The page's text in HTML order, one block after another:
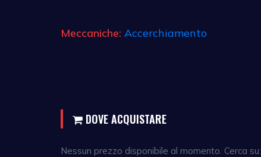
Meccaniche: Accerchiamento
DOVE ACQUISTARE
Nessun prezzo disponibile al momento. Cerca su: